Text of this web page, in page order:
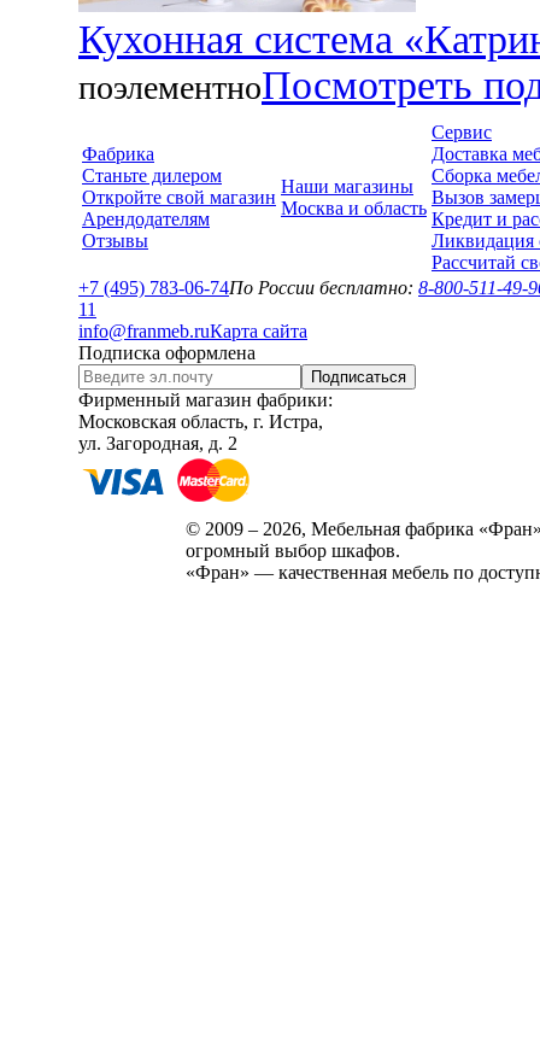
Кухонная система
поэлементноПосмотреть
Фабрика
Станьте дилером
Откройте свой магазин
Арендодателям
Отзывы
Наши магазины
Москва и область
Сервис
Доставка
Сборка
Вызов
Кредит и
Ликвидация
Рассчитай
+7 (495) 783-06-74По России бесплатно: 8-800-511-49-
11
info@franmeb.ruКарта сайта
Подписка оформлена
Подписаться
Фирменный магазин фабрики:
Московская область, г. Истра,
ул. Загородная, д. 2
© 2009 – 2026, Мебельная фабрика
огромный выбор шкафов.
«Фран» — качественная мебель по